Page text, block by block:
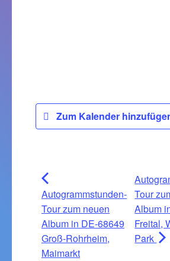
Zum Kalender
Autogrammstunden-
Tour zum neuen
Album in DE-68649
Groß-Rohrheim,
Maimarkt
Tour
Album
Freital,
Park